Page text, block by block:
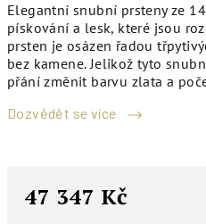
Elegantní snubní prsteny ze
pískování a lesk, které jsou
prsten je osázen řadou
bez kamene. Jelikož tyto
přání změnit barvu zlata a
Dozvědět se více
47 347 Kč